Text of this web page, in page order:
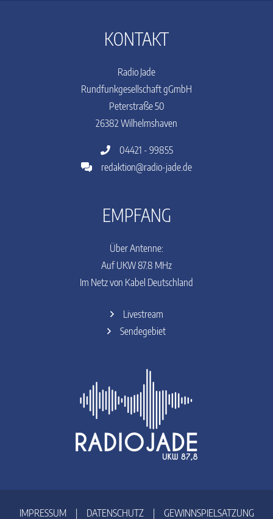
KONTAKT
Radio Jade
Rundfunkgesellschaft gGmbH
Peterstraße 50
26382 Wilhelmshaven
04421 - 99855
redaktion@radio-jade.de
EMPFANG
Über Antenne:
Auf UKW 87.8 MHz
Im Netz von Kabel Deutschland
Livestream
Sendegebiet
IMPRESSUM DATENSCHUTZ GEWINNSPIELSATZUNG